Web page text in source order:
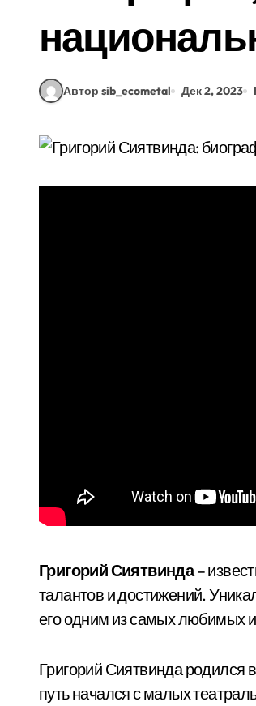
Автор sib_ecometal Дек 2, 2023
Григорий Сиятвинда–
талантов и достижений.
его одним из самых любимых
Григорий Сиятвинда родился
путь начался с малых